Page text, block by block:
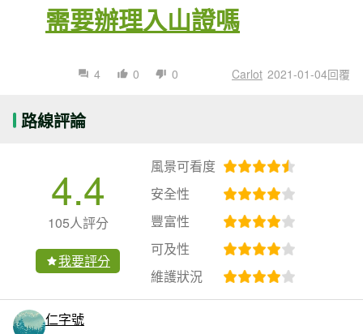
需要辦理入山證嗎
4 0 0 Carlot 2021-01-04回覆
路線評論
4.4
105人評分
我要評分
風景可看度
安全性
豐富性
可及性
維護狀況
仁字號